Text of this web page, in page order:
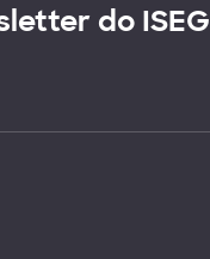
do ISEG